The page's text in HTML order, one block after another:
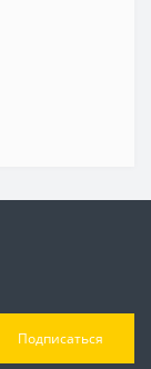
Подписаться